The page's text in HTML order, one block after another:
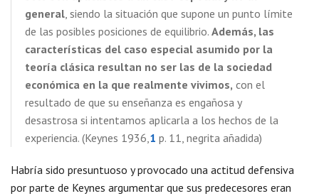
general, siendo la situación que supone un punto límite
de las posibles posiciones de equilibrio. Además, las
características del caso especial asumido por la
teoría clásica resultan no ser las de la sociedad
económica en la que realmente vivimos, con el
resultado de que su enseñanza es engañosa y
desastrosa si intentamos aplicarla a los hechos de la
experiencia. (Keynes 1936,1 p. 11, negrita añadida)
Habría sido presuntuoso y provocado una actitud defensiva
por parte de Keynes argumentar que sus predecesores eran